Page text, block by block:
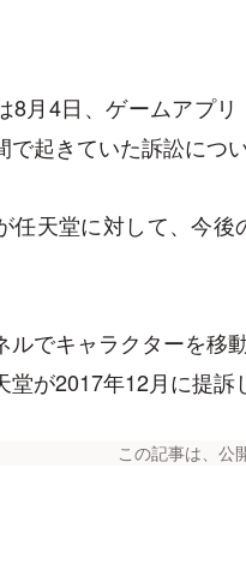
8月4日、ゲームアプ
で起きていた訴訟につ
任天堂に対して、今
ルでキャラクターを移
堂が2017年12月に提訴
この記事は、公